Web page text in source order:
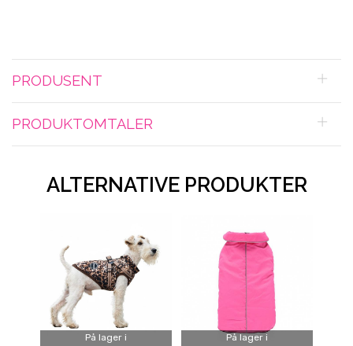
PRODUSENT
PRODUKTOMTALER
ALTERNATIVE PRODUKTER
På lager i
På lager i